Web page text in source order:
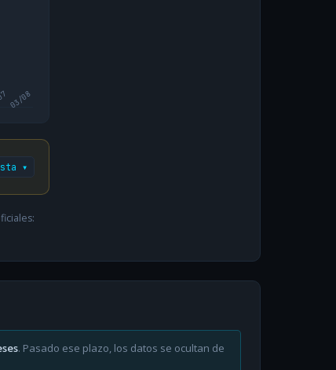
03/08
▾
. Pasado ese plazo, los datos se ocultan de